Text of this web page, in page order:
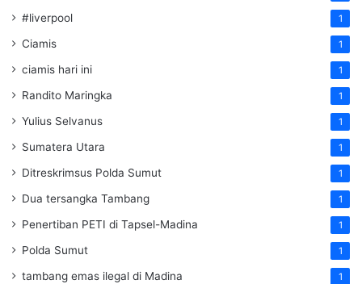
#liverpool 1
Ciamis 1
ciamis hari ini 1
Randito Maringka 1
Yulius Selvanus 1
Sumatera Utara 1
Ditreskrimsus Polda Sumut 1
Dua tersangka Tambang 1
Penertiban PETI di Tapsel-Madina 1
Polda Sumut 1
tambang emas ilegal di Madina 1